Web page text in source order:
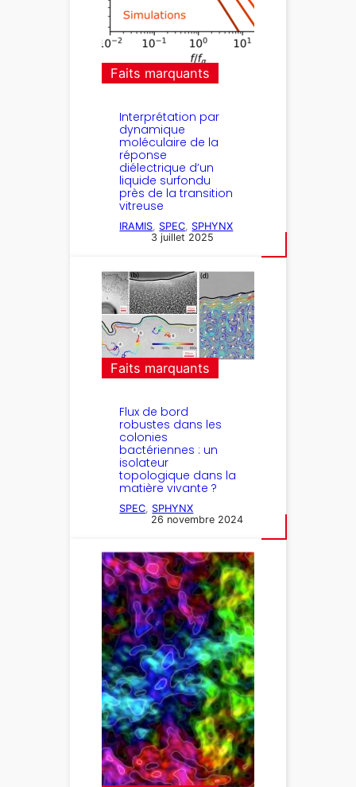
Faits marquants
Interprétation par
dynamique
moléculaire de la
réponse
diélectrique d’un
liquide surfondu
près de la transition
vitreuse
IRAMIS SPEC SPHYNX
3 juillet 2025
Faits marquants
Flux de bord
robustes dans les
colonies
bactériennes : un
isolateur
topologique dans la
matière vivante ?
SPEC, SPHYNX
26 novembre 2024